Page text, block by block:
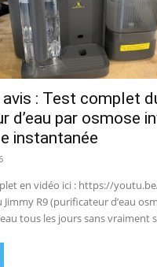
: Test complet
d’eau par osmose
instantanée
en vidéo ici : https://
R9 (purificateur d’eau
tous les jours sans vraiment